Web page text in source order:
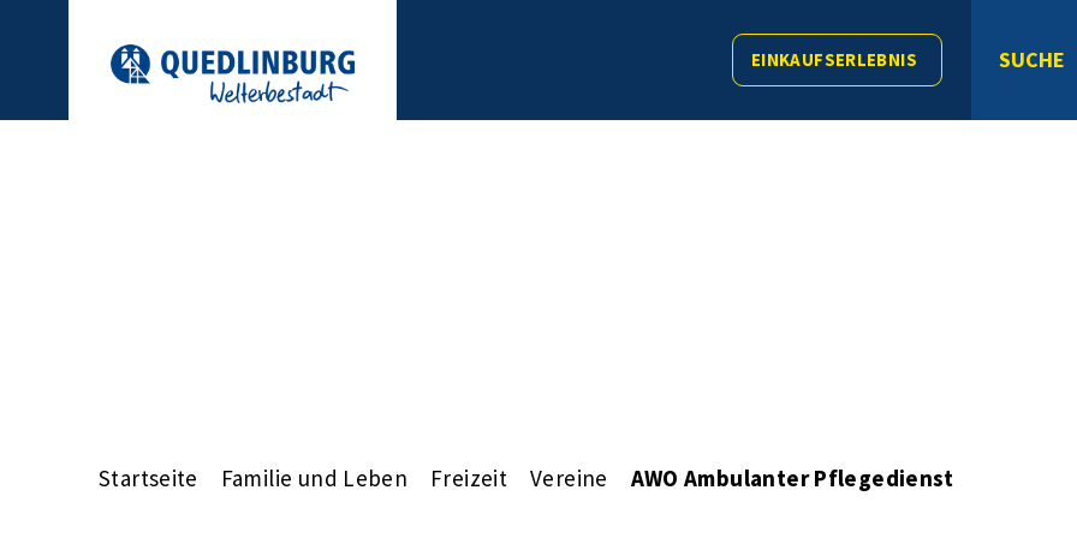
EINKAUFSERLEBNIS SUCHE
Startseite Familie und Leben Freizeit Vereine AWO Ambulanter Pflegedienst